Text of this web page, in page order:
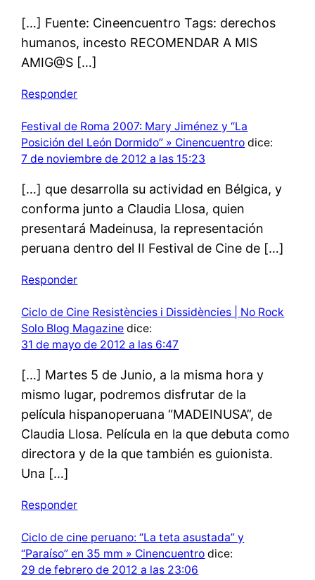
[…] Fuente: Cineencuentro Tags: derechos
humanos, incesto RECOMENDAR A MIS
AMIG@S […]
Responder
Festival de Roma 2007: Mary Jiménez y “La
Posición del León Dormido” » Cinencuentro dice:
7 de noviembre de 2012 a las 15:23
[…] que desarrolla su actividad en Bélgica, y
conforma junto a Claudia Llosa, quien
presentará Madeinusa, la representación
peruana dentro del II Festival de Cine de […]
Responder
Ciclo de Cine Resistències i Dissidències | No Rock
Solo Blog Magazine dice:
31 de mayo de 2012 a las 6:47
[…] Martes 5 de Junio, a la misma hora y
mismo lugar, podremos disfrutar de la
película hispanoperuana “MADEINUSA”, de
Claudia Llosa. Película en la que debuta como
directora y de la que también es guionista.
Una […]
Responder
Ciclo de cine peruano: “La teta asustada” y
“Paraíso” en 35 mm » Cinencuentro dice:
29 de febrero de 2012 a las 23:06